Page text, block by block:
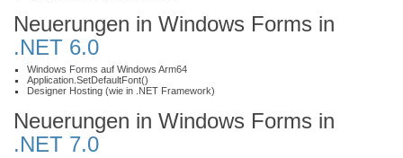
Neuerungen in Windows Forms in
.NET 6.0
Windows Forms auf Windows Arm64
Application.SetDefaultFont()
Designer Hosting (wie in .NET Framework)
Neuerungen in Windows Forms in
.NET 7.0